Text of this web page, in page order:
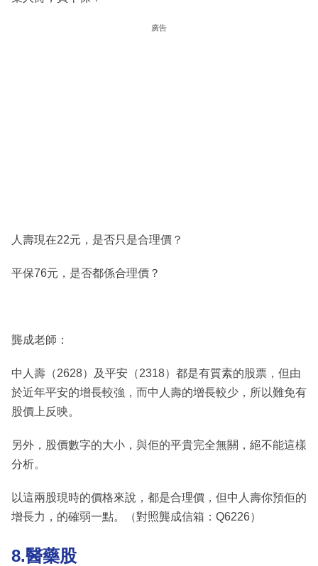
廣告
人壽現在22元，是否只是合理價？
平保76元，是否都係合理價？
龔成老師：
中人壽（2628）及平安（2318）都是有質素的股票，但由
於近年平安的增長較強，而中人壽的增長較少，所以難免有
股價上反映。
另外，股價數字的大小，與佢的平貴完全無關，絕不能這樣
分析。
以這兩股現時的價格來說，都是合理價，但中人壽你預佢的
增長力，的確弱一點。（對照龔成信箱：Q6226）
8.醫藥股